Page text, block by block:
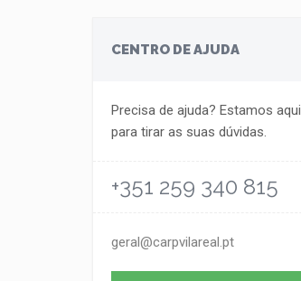
CENTRO DE AJUDA
Precisa de ajuda? Estamos aqui
para tirar as suas dúvidas.
+351 259 340 815
geral@carpvilareal.pt